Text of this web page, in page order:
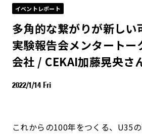
イベントレポート
多角的な繋がりが新しい
実験報告会メンタートー
会社 / CEKAI加藤晃央さ
2022/1/14 Fri
これからの100年をつくる、U35